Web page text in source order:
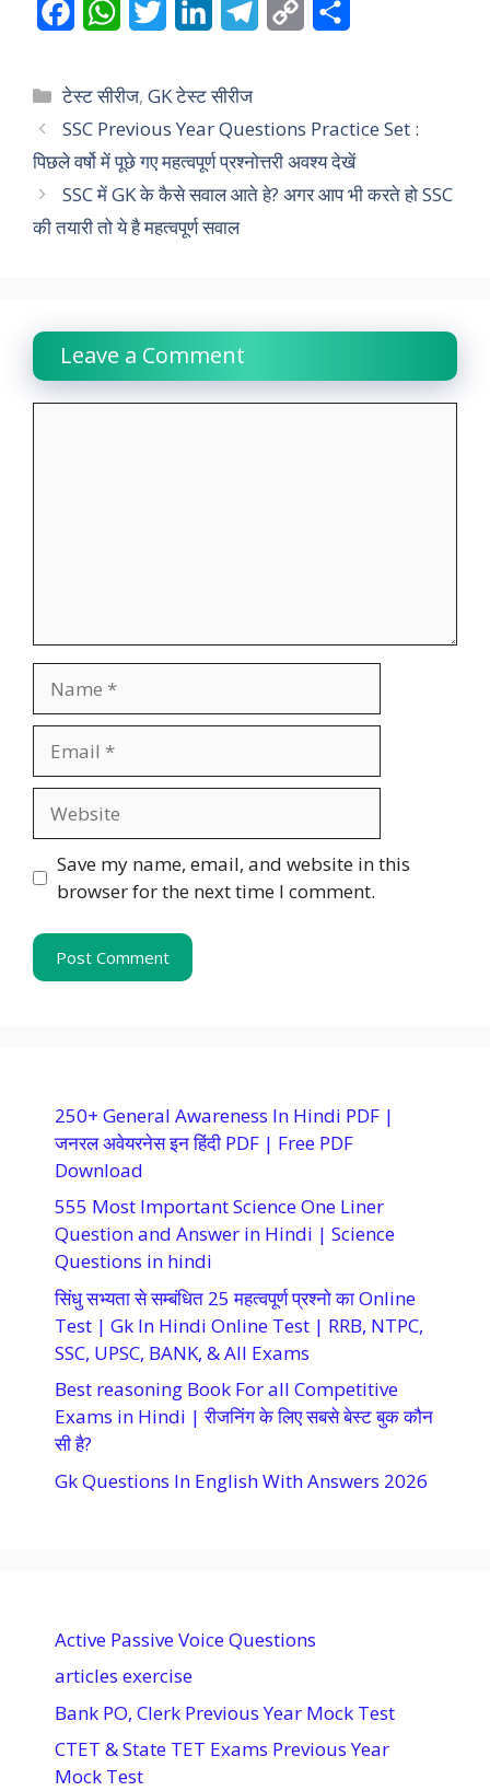
c
e
b
o
o
W
a
t
s
A
p
i
t
t
e
r
n
k
e
d
I
e
g
r
y
L
i
r
e
Categories
टेस्ट सीरीज,GK टेस्ट सीरीज
SSC Previous Year Questions Practice Set :
पिछले वर्षो में पूछे गए महत्वपूर्ण प्रश्नोत्तरी अवश्य देखें
SSC में GK के कैसे सवाल आते हे? अगर आप भी करते हो SSC
की तयारी तो ये है महत्वपूर्ण सवाल
Leave a Comment
Save my name, email, and website in this
browser for the next time I comment.
250+ General Awareness In Hindi PDF |
जनरल अवेयरनेस इन हिंदी PDF | Free PDF
Download
555 Most Important Science One Liner
Question and Answer in Hindi | Science
Questions in hindi
सिंधु सभ्यता से सम्बंधित 25 महत्वपूर्ण प्रश्नो का Online
Test | Gk In Hindi Online Test | RRB, NTPC,
SSC, UPSC, BANK, & All Exams
Best reasoning Book For all Competitive
Exams in Hindi | रीजनिंग के लिए सबसे बेस्ट बुक कौन
सी है?
Gk Questions In English With Answers 2026
Active Passive Voice Questions
articles exercise
Bank PO, Clerk Previous Year Mock Test
CTET & State TET Exams Previous Year
Mock Test